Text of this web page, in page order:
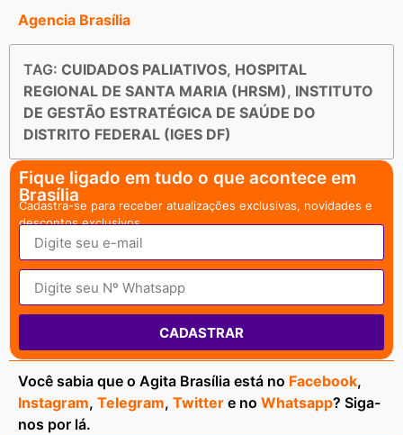
Agencia Brasília
TAG: CUIDADOS PALIATIVOS, HOSPITAL
REGIONAL DE SANTA MARIA (HRSM), INSTITUTO
DE GESTÃO ESTRATÉGICA DE SAÚDE DO
DISTRITO FEDERAL (IGES DF)
Fique ligado em tudo o que acontece em
Brasília
Cadastra-se para receber atualizações exclusivas, novidades e
descontos exclusivos.
CADASTRAR
Você sabia que o Agita Brasília está no Facebook,
Instagram, Telegram, Twitter e no Whatsapp? Siga-
nos por lá.